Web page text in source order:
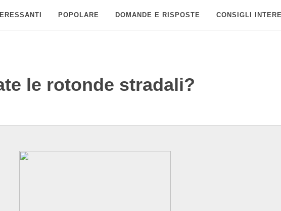
POPOLARE DOMANDE E RISPOSTE CONSIGLI
le rotonde stradali?